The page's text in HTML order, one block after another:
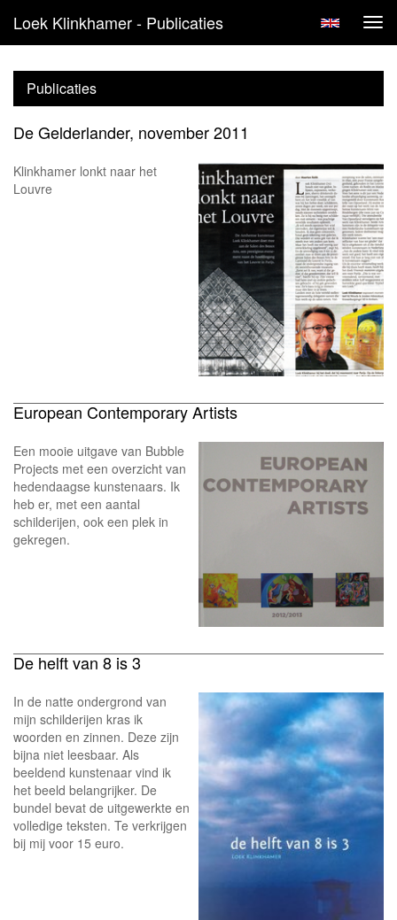
Loek Klinkhamer - Publicaties
Publicaties
De Gelderlander, november 2011
Klinkhamer lonkt naar het
Louvre
European Contemporary Artists
Een mooie uitgave van Bubble
Projects met een overzicht van
hedendaagse kunstenaars. Ik
heb er, met een aantal
schilderijen, ook een plek in
gekregen.
De helft van 8 is 3
In de natte ondergrond van
mijn schilderijen kras ik
woorden en zinnen. Deze zijn
bijna niet leesbaar. Als
beeldend kunstenaar vind ik
het beeld belangrijker. De
bundel bevat de uitgewerkte en
volledige teksten. Te verkrijgen
bij mij voor 15 euro.